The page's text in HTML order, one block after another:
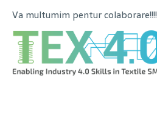
Va multumim pentur colaborare!!!!